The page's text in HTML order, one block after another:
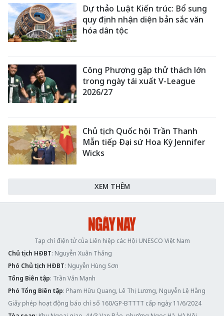
Dự thảo Luật Kiến trúc: Bổ sung
quy định nhận diện bản sắc văn
hóa dân tộc
Công Phượng gặp thử thách lớn
trong ngày tái xuất V-League
2026/27
Chủ tịch Quốc hội Trần Thanh
Mẫn tiếp Đại sứ Hoa Kỳ Jennifer
Wicks
XEM THÊM
Tạp chí điện tử của Liên hiệp các Hội UNESCO Việt Nam
Chủ tịch HĐBT: Nguyễn Xuân Thắng
Phó Chủ tịch HĐBT: Nguyễn Hùng Sơn
Tổng Biên tập: Trần Văn Mạnh
Phó Tổng Biên tập: Phạm Hữu Quang, Lê Thị Lương, Nguyễn Lệ Hằng
Giấy phép hoạt động báo chí số 160/GP-BTTTT cấp ngày 11/6/2024